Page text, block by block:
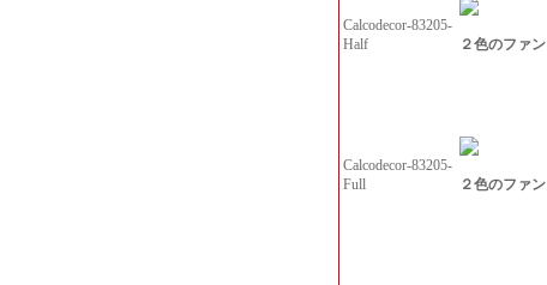
Calcodecor-83205-
Half
２色のファ
Calcodecor-83205-
Full
２色のファ